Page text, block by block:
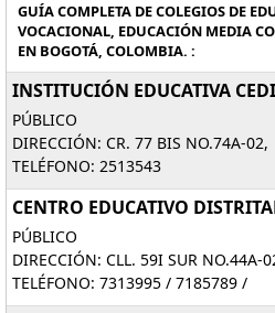
GUÍA COMPLETA DE COLEGIOS DE
VOCACIONAL, EDUCACIÓN MEDIA
EN BOGOTÁ, COLOMBIA. :
INSTITUCIÓN EDUCATIVA
PÚBLICO
DIRECCIÓN: CR. 77 BIS NO.74A-02,
TELÉFONO: 2513543
CENTRO EDUCATIVO
PÚBLICO
DIRECCIÓN: CLL. 59I SUR NO.44A-
TELÉFONO: 7313995 / 7185789 /